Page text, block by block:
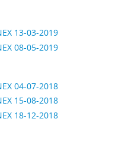
13-03-2019
08-05-2019
04-07-2018
15-08-2018
18-12-2018